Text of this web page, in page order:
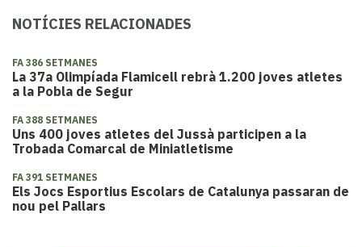
NOTÍCIES RELACIONADES
FA 386 SETMANES
La 37a Olimpíada Flamicell rebrà 1.200 joves atletes
a la Pobla de Segur
FA 388 SETMANES
Uns 400 joves atletes del Jussà participen a la
Trobada Comarcal de Miniatletisme
FA 391 SETMANES
Els Jocs Esportius Escolars de Catalunya passaran de
nou pel Pallars